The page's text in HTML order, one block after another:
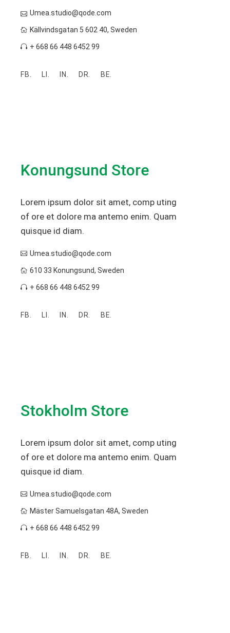
Umea.studio@qode.com
Källvindsgatan 5 602 40, Sweden
+ 668 66 448 6452 99
FB. LI. IN. DR. BE.
Konungsund Store
Lorem ipsum dolor sit amet, comp uting
of ore et dolore ma antemo enim. Quam
quisque id diam.
Umea.studio@qode.com
610 33 Konungsund, Sweden
+ 668 66 448 6452 99
FB. LI. IN. DR. BE.
Stokholm Store
Lorem ipsum dolor sit amet, comp uting
of ore et dolore ma antemo enim. Quam
quisque id diam.
Umea.studio@qode.com
Mäster Samuelsgatan 48A, Sweden
+ 668 66 448 6452 99
FB. LI. IN. DR. BE.